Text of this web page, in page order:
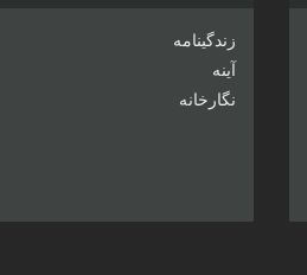
زندگینامه
آینه
نگارخانه